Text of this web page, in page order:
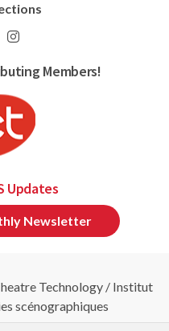
Members!
Updates
Newsletter
Technology / Institut
scénographiques